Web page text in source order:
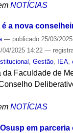
NOTÍCIAS
é a nova
— publicado25/03/2025
2025 14:22 —
, Gestão, IEA,
da Faculdade de
NOTÍCIAS
em parceria